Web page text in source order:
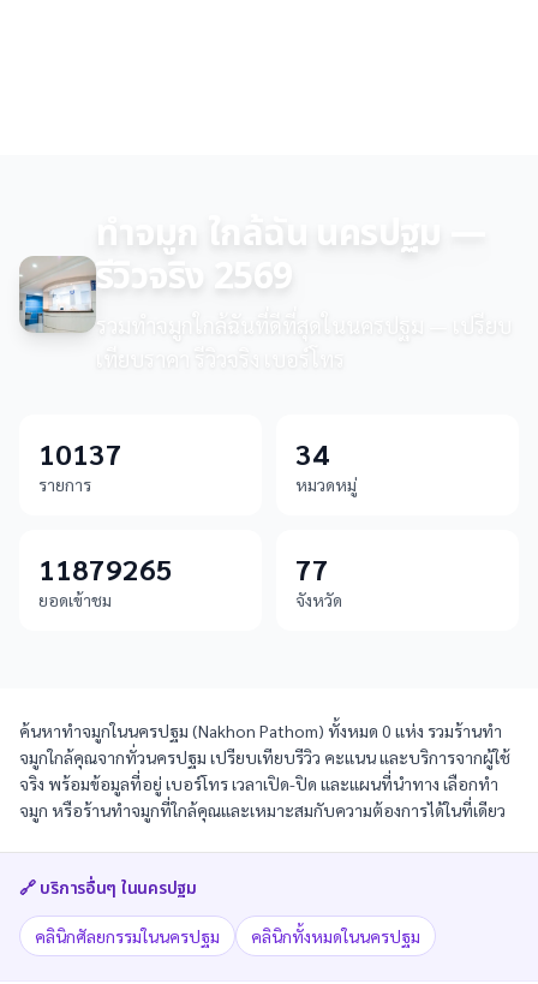
ทำจมูก ใกล้ฉัน นครปฐม —
รีวิวจริง 2569
รวมทำจมูกใกล้ฉันที่ดีที่สุดในนครปฐม — เปรียบ
เทียบราคา รีวิวจริง เบอร์โทร
10137
รายการ
34
หมวดหมู่
11879265
ยอดเข้าชม
77
จังหวัด
ค้นหาทำจมูกในนครปฐม (Nakhon Pathom) ทั้งหมด 0 แห่ง รวมร้านทำ
จมูกใกล้คุณจากทั่วนครปฐม เปรียบเทียบรีวิว คะแนน และบริการจากผู้ใช้
จริง พร้อมข้อมูลที่อยู่ เบอร์โทร เวลาเปิด-ปิด และแผนที่นำทาง เลือกทำ
จมูก หรือร้านทำจมูกที่ใกล้คุณและเหมาะสมกับความต้องการได้ในที่เดียว
🔗 บริการอื่นๆ ในนครปฐม
คลินิกศัลยกรรมในนครปฐม คลินิกทั้งหมดในนครปฐม